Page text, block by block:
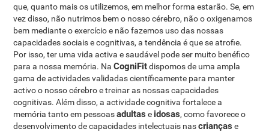
que, quanto mais os utilizemos, em melhor forma estarão. Se, em
vez disso, não nutrimos bem o nosso cérebro, não o oxigenamos
bem mediante o exercício e não fazemos uso das nossas
capacidades sociais e cognitivas, a tendência é que se atrofie.
Por isso, ter uma vida activa e saudável pode ser muito benéfico
para a nossa memória. NaCogniFitdispomos de uma ampla
gama de actividades validadas científicamente para manter
activo o nosso cérebro e treinar as nossas capacidades
cognitivas. Além disso, a actividade cognitiva fortalece a
memória tanto em pessoasadultas e idosas, como favorece o
desenvolvimento de capacidades intelectuais nascrianças e